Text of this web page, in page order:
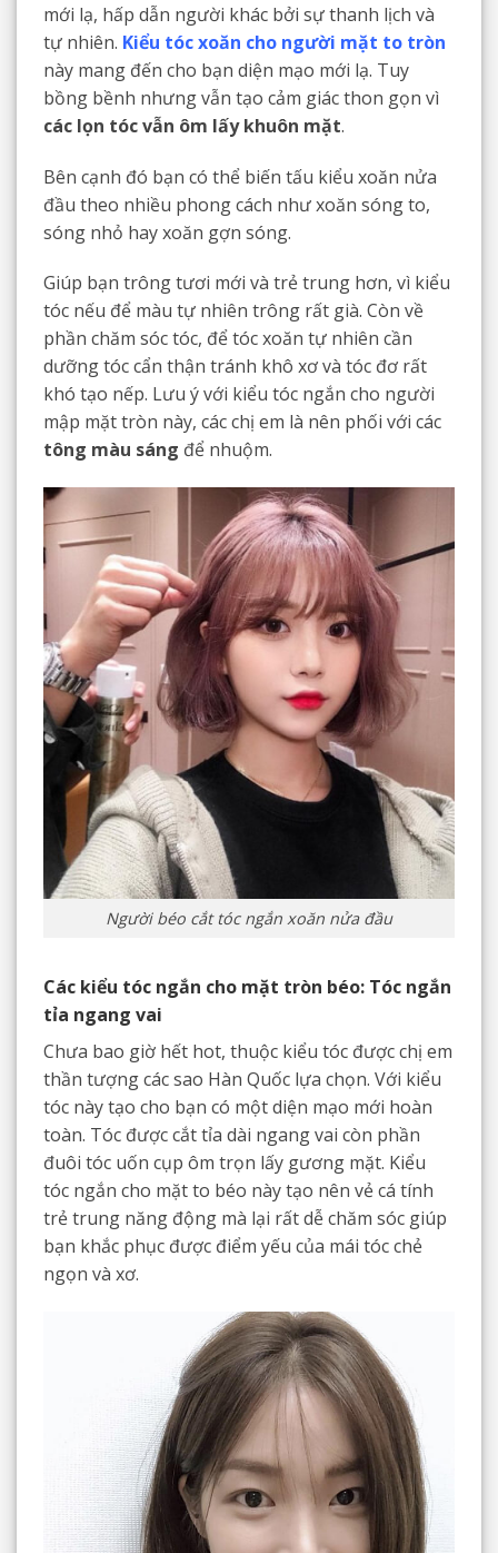
mới lạ, hấp dẫn người khác bởi sự thanh lịch và
tự nhiên. Kiểu tóc xoăn cho người mặt to tròn
này mang đến cho bạn diện mạo mới lạ. Tuy
bồng bềnh nhưng vẫn tạo cảm giác thon gọn vì
các lọn tóc vẫn ôm lấy khuôn mặt.
Bên cạnh đó bạn có thể biến tấu kiểu xoăn nửa
đầu theo nhiều phong cách như xoăn sóng to,
sóng nhỏ hay xoăn gợn sóng.
Giúp bạn trông tươi mới và trẻ trung hơn, vì kiểu
tóc nếu để màu tự nhiên trông rất già. Còn về
phần chăm sóc tóc, để tóc xoăn tự nhiên cần
dưỡng tóc cẩn thận tránh khô xơ và tóc đơ rất
khó tạo nếp. Lưu ý với kiểu tóc ngắn cho người
mập mặt tròn này, các chị em là nên phối với các
tông màu sáng để nhuộm.
Người béo cắt tóc ngắn xoăn nửa đầu
Các kiểu tóc ngắn cho mặt tròn béo: Tóc ngắn
tỉa ngang vai
Chưa bao giờ hết hot, thuộc kiểu tóc được chị em
thần tượng các sao Hàn Quốc lựa chọn. Với kiểu
tóc này tạo cho bạn có một diện mạo mới hoàn
toàn. Tóc được cắt tỉa dài ngang vai còn phần
đuôi tóc uốn cụp ôm trọn lấy gương mặt. Kiểu
tóc ngắn cho mặt to béo này tạo nên vẻ cá tính
trẻ trung năng động mà lại rất dễ chăm sóc giúp
bạn khắc phục được điểm yếu của mái tóc chẻ
ngọn và xơ.